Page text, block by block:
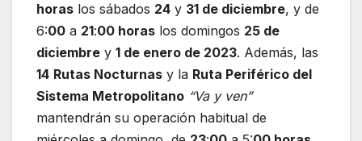
horas los sábados 24 y 31 de diciembre, y de
6:00 a 21:00 horas los domingos 25 de
diciembre y 1 de enero de 2023. Además, las
14 Rutas Nocturnas y la Ruta Periférico del
Sistema Metropolitano “Va y ven”
mantendrán su operación habitual de